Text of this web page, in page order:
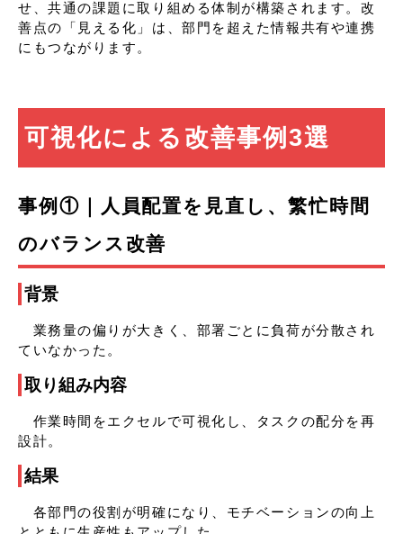
せ、共通の課題に取り組める体制が構築されます。改
善点の「見える化」は、部門を超えた情報共有や連携
にもつながります。
可視化による改善事例3選
事例①｜人員配置を見直し、繁忙時間
のバランス改善
背景
業務量の偏りが大きく、部署ごとに負荷が分散され
ていなかった。
取り組み内容
作業時間をエクセルで可視化し、タスクの配分を再
設計。
結果
各部門の役割が明確になり、モチベーションの向上